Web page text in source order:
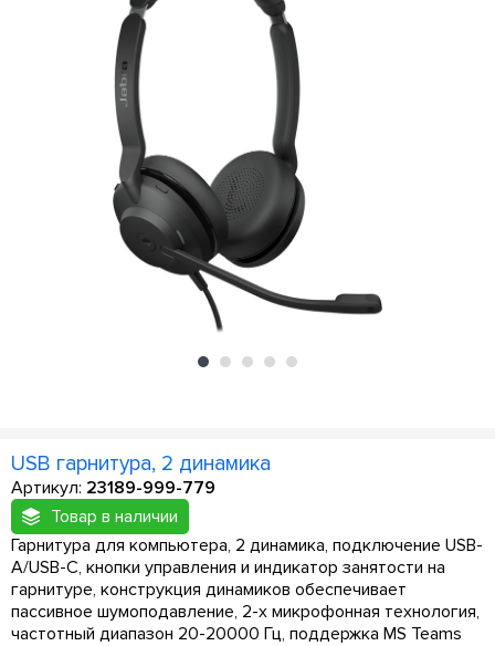
USB гарнитура, 2 динамика
Артикул: 23189-999-779
Товар в наличии
Гарнитура для компьютера, 2 динамика, подключение USB-
A/USB-C, кнопки управления и индикатор занятости на
гарнитуре, конструкция динамиков обеспечивает
пассивное шумоподавление, 2-х микрофонная технология,
частотный диапазон 20-20000 Гц, поддержка MS Teams